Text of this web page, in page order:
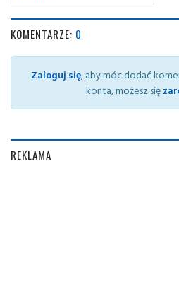
KOMENTARZE: 0
Zaloguj się, aby móc dodać
konta, możesz się
REKLAMA